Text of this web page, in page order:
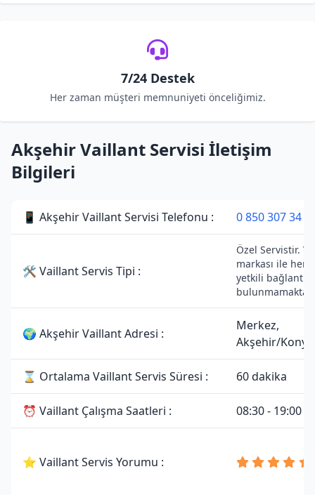
7/24 Destek
Her zaman müşteri memnuniyeti önceliğimiz.
Akşehir Vaillant Servisi İletişim
Bilgileri
📱 Akşehir Vaillant Servisi Telefonu : 0 850 307 34
🛠 Vaillant Servis Tipi :
Özel Servistir.
markası ile
yetkili bağlantısı
🌍 Akşehir Vaillant Adresi :
Merkez,
Akşehir/Konya
⌛ Ortalama Vaillant Servis Süresi : 60 dakika
⏰ Vaillant Çalışma Saatleri : 08:30 - 19:00
⭐ Vaillant Servis Yorumu :